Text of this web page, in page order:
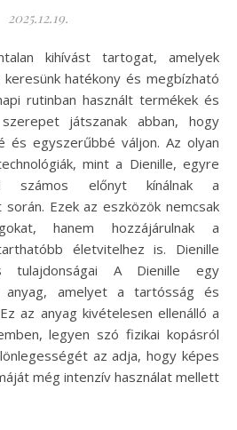
2025.12.19.
hatékony és megbízható
rutinban használt termékek és
játszanak abban, hogy
és egyszerűbbé váljon. Az olyan
mint a Dienille, egyre
számos előnyt kínálnak a
során. Ezek az eszközök nemcsak
hanem hozzájárulnak a
életvitelhez is. Dienille
tulajdonságai A Dienille egy
anyag, amelyet a tartósság és
az anyag kivételesen ellenálló a
legyen szó fizikai kopásról
az adja, hogy képes
még intenzív használat mellett